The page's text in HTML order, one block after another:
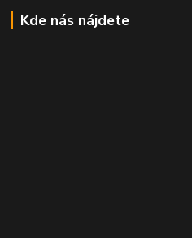
Kde nás nájdete